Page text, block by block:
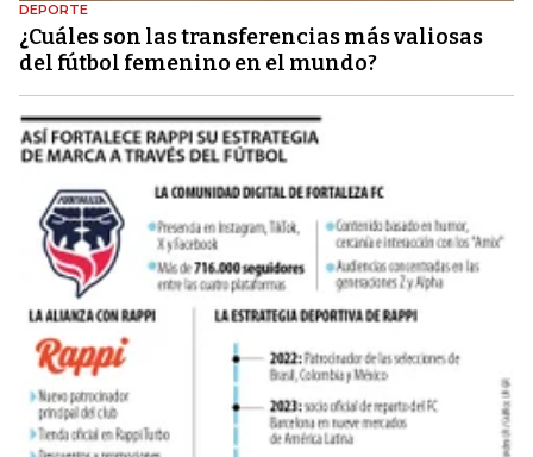
DEPORTE
¿Cuáles son las transferencias más valiosas
del fútbol femenino en el mundo?